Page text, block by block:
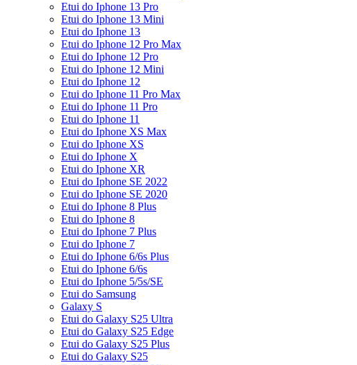
Etui do Iphone 13 Pro
Etui do Iphone 13 Mini
Etui do Iphone 13
Etui do Iphone 12 Pro Max
Etui do Iphone 12 Pro
Etui do Iphone 12 Mini
Etui do Iphone 12
Etui do Iphone 11 Pro Max
Etui do Iphone 11 Pro
Etui do Iphone 11
Etui do Iphone XS Max
Etui do Iphone XS
Etui do Iphone X
Etui do Iphone XR
Etui do Iphone SE 2022
Etui do Iphone SE 2020
Etui do Iphone 8 Plus
Etui do Iphone 8
Etui do Iphone 7 Plus
Etui do Iphone 7
Etui do Iphone 6/6s Plus
Etui do Iphone 6/6s
Etui do Iphone 5/5s/SE
Etui do Samsung
Galaxy S
Etui do Galaxy S25 Ultra
Etui do Galaxy S25 Edge
Etui do Galaxy S25 Plus
Etui do Galaxy S25